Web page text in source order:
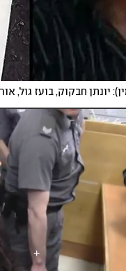
יונתן חבקוק, בועז גול,